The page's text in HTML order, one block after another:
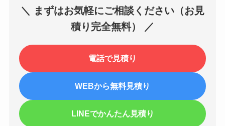
＼ まずはお気軽にご相談ください（お見
積り完全無料） ／
電話で見積り
WEBから無料見積り
LINEでかんたん見積り